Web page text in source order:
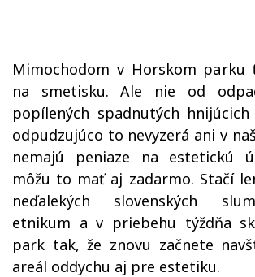
Mimochodom v Horskom parku
na smetisku. Ale nie od
popílených spadnutých
odpudzujúco to nevyzerá ani v
nemajú peniaze na estetickú
môžu to mať aj zadarmo. Stačí
neďalekých slovenských
etnikum a v priebehu týždňa
park tak, že znovu začnete
areál oddychu aj pre estetiku.